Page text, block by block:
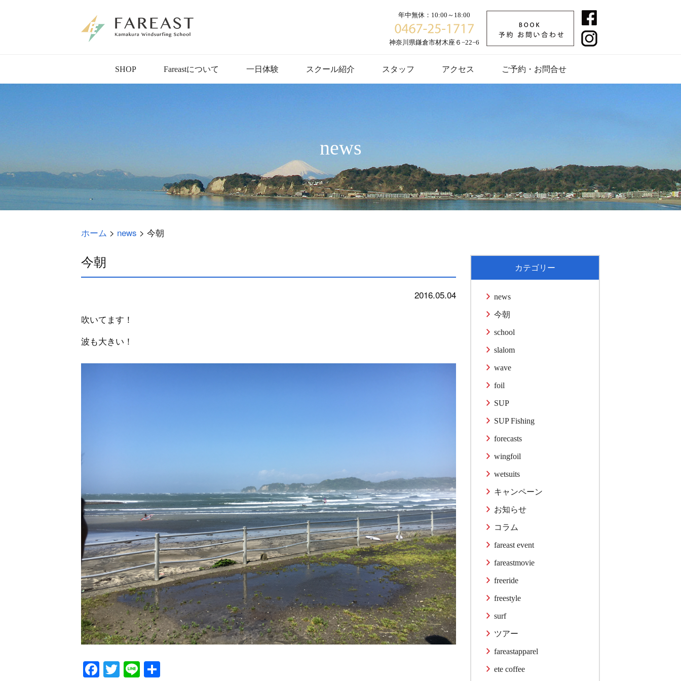
年中無休：10:00～18:00
神奈川県鎌倉市材木座６−22−6
SHOP Fareastについて 一日体験 スクール紹介 スタッフ アクセス ご予約・お問合せ
news
ホーム > news > 今朝
今朝
2016.05.04
吹いてます！
波も大きい！
Facebook
Twitter
Line
カテゴリー
news
今朝
school
slalom
wave
foil
SUP
SUP Fishing
forecasts
wingfoil
wetsuits
キャンペーン
お知らせ
コラム
fareast event
fareastmovie
freeride
freestyle
surf
ツアー
fareastapparel
ete coffee